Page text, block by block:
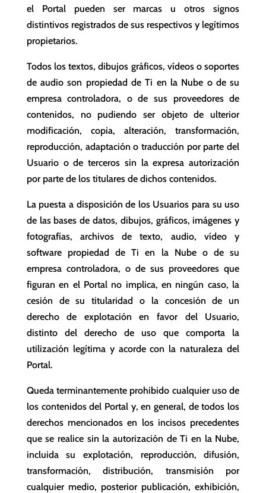
el Portal pueden ser marcas u otros signos
distintivos registrados de sus respectivos y legítimos
propietarios.
Todos los textos, dibujos gráficos, vídeos o soportes
de audio son propiedad de Ti en la Nube o de su
empresa controladora, o de sus proveedores de
contenidos, no pudiendo ser objeto de ulterior
modificación, copia, alteración, transformación,
reproducción, adaptación o traducción por parte del
Usuario o de terceros sin la expresa autorización
por parte de los titulares de dichos contenidos.
La puesta a disposición de los Usuarios para su uso
de las bases de datos, dibujos, gráficos, imágenes y
fotografías, archivos de texto, audio, vídeo y
software propiedad de Ti en la Nube o de su
empresa controladora, o de sus proveedores que
figuran en el Portal no implica, en ningún caso, la
cesión de su titularidad o la concesión de un
derecho de explotación en favor del Usuario,
distinto del derecho de uso que comporta la
utilización legítima y acorde con la naturaleza del
Portal.
Queda terminantemente prohibido cualquier uso de
los contenidos del Portal y, en general, de todos los
derechos mencionados en los incisos precedentes
que se realice sin la autorización de Ti en la Nube,
incluida su explotación, reproducción, difusión,
transformación, distribución, transmisión por
cualquier medio, posterior publicación, exhibición,